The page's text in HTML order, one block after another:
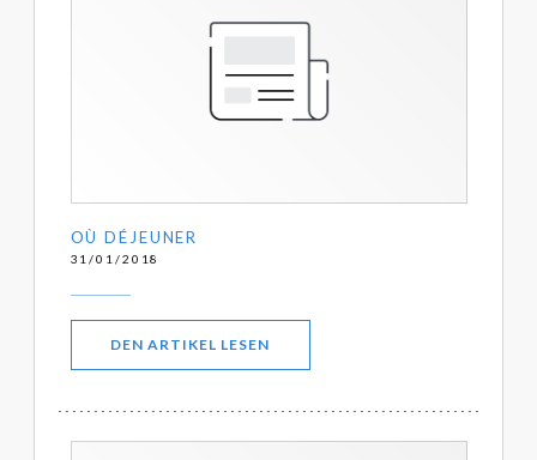
OÙ DÉJEUNER
31/01/2018
DEN ARTIKEL LESEN